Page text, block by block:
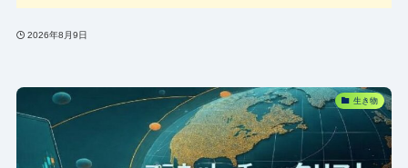
2026年8月9日
生き物